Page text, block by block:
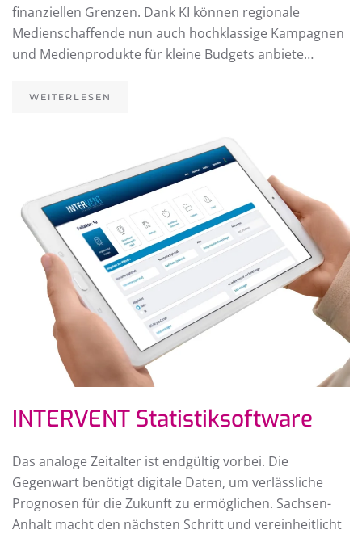
finanziellen Grenzen. Dank KI können regionale
Medienschaffende nun auch hochklassige Kampagnen
und Medienprodukte für kleine Budgets anbiete…
WEITERLESEN
INTERVENT Statistiksoftware
Das analoge Zeitalter ist endgültig vorbei. Die
Gegenwart benötigt digitale Daten, um verlässliche
Prognosen für die Zukunft zu ermöglichen. Sachsen-
Anhalt macht den nächsten Schritt und vereinheitlicht